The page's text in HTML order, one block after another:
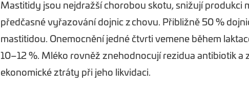
Mastitidy jsou nejdražší chorobou skotu, snižují produkci
předčasné vyřazování dojnic z chovu. Přibližně 50 %
mastitidou. Onemocnění jedné čtvrti vemene během
10–12 %. Mléko rovněž znehodnocují rezidua antibiotik a
ekonomické ztráty při jeho likvidaci.